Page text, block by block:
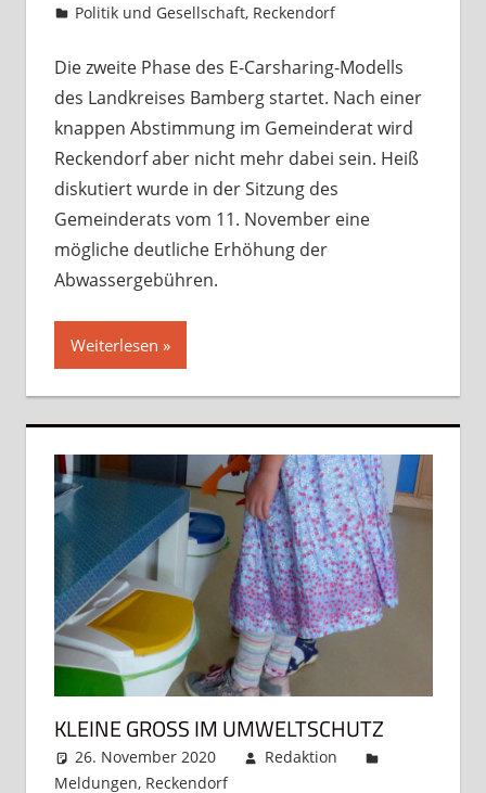
Politik und Gesellschaft, Reckendorf
Die zweite Phase des E-Carsharing-Modells
des Landkreises Bamberg startet. Nach einer
knappen Abstimmung im Gemeinderat wird
Reckendorf aber nicht mehr dabei sein. Heiß
diskutiert wurde in der Sitzung des
Gemeinderats vom 11. November eine
mögliche deutliche Erhöhung der
Abwassergebühren.
Weiterlesen
KLEINE GROSS IM UMWELTSCHUTZ
26. November 2020
Redaktion
Meldungen, Reckendorf